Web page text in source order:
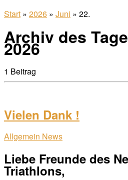
Start » 2026 » Juni » 22.
Archiv des
2026
1 Beitrag
Vielen Dank !
Allgemein News
Liebe Freunde des
Triathlons,